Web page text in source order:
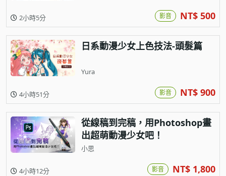
2小時5分 影音 NT$ 500
日系動漫少女上色技法-頭髮篇
Yura
4小時51分 影音 NT$ 900
從線稿到完稿，用Photoshop畫
出超萌動漫少女吧！
小思
4小時12分 影音 NT$ 1,800